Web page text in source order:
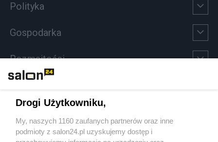
Polityka
Gospodarka
Rozmaitości
Sport
Społeczeństwo
Drogi Użytkowniku,
My, naszych 1160 zaufanych partnerów oraz inne
podmioty z salon24.pl uzyskujemy dostęp i